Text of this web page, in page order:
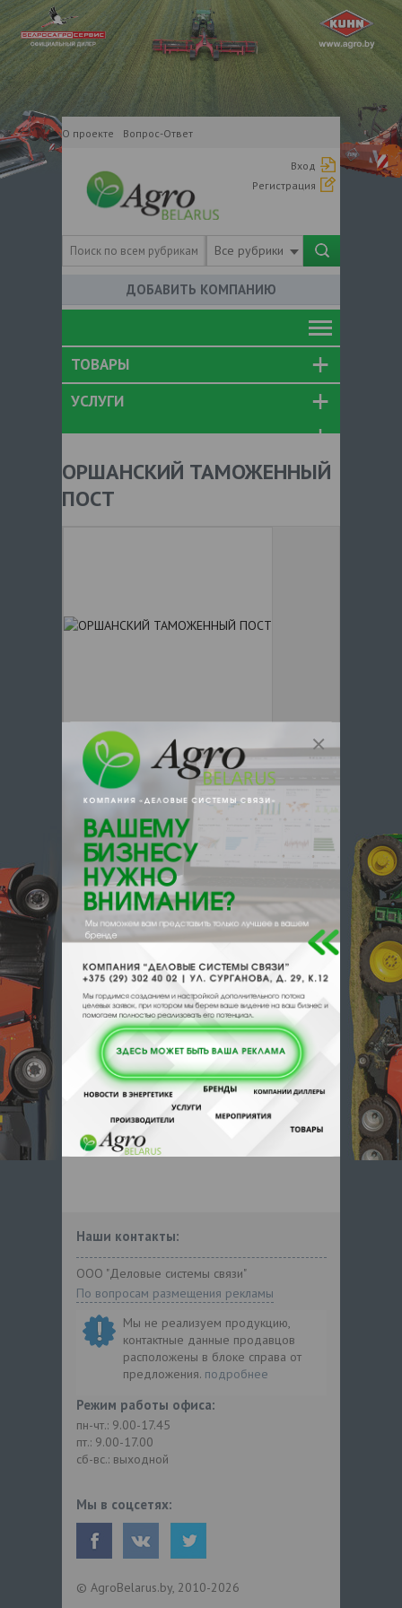
О проекте Вопрос-Ответ
Вход
Регистрация
Все рубрики
ДОБАВИТЬ КОМПАНИЮ
ТОВАРЫ
УСЛУГИ
ОРШАНСКИЙ ТАМОЖЕННЫЙ
ПОСТ
+ 375Показать телефоны
e-mail:a:2:{s:5:"VALUE";a:0:
{}s:11:"DESCRIPTION";a:0:{}}
211030, , , , Орша, Мира 63
Отзывы Еще
Отзывы
Чтобы оставить комментарий или
выставить рейтинг, нужноВойти
Зарегистрироваться
Наши контакты:
ООО "Деловые системы связи"
По вопросам размещения рекламы
Мы не реализуем продукцию,
контактные данные продавцов
расположены в блоке справа от
предложения. подробнее
Режим работы офиса:
пн-чт.: 9.00-17.45
пт.: 9.00-17.00
сб-вс.: выходной
Мы в соцсетях:
© AgroBelarus.by, 2010-2026